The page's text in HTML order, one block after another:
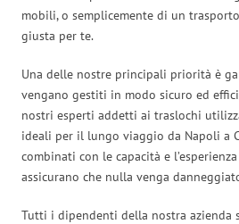
mobili, o semplicemente di un
giusta per te.
Una delle nostre principali priorità è
vengano gestiti in modo sicuro ed
nostri esperti addetti ai traslochi
ideali per il lungo viaggio da Napoli a
combinati con le capacità e
assicurano che nulla venga
Tutti i dipendenti della nostra azienda